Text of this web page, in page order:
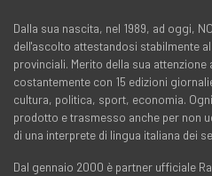
Dalla sua nascita, nel 1989, ad oggi,
dell'ascolto attestandosi stabilmente
provinciali. Merito della sua
costantemente con 15 edizioni
cultura, politica, sport, economia.
prodotto e trasmesso anche per non
di una interprete di lingua italiana dei
Dal gennaio 2000 è partner ufficiale